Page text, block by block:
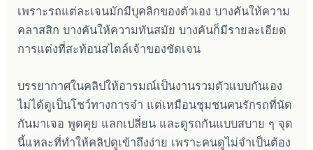
เพราะรถแต่ละเจนมักมีบุคลิกของตัวเอง บางคันให้ความ
คลาสสิก บางคันให้ความทันสมัย บางคันก็มีรายละเอียด
การแต่งที่สะท้อนสไตล์เจ้าของชัดเจน
บรรยากาศในคลิปให้อารมณ์เป็นงานรวมตัวแบบกันเอง
ไม่ได้ดูเป็นโชว์ทางการจ๋า แต่เหมือนชุมชนคนรักรถที่นัด
กันมาเจอ พูดคุย แลกเปลี่ยน และดูรถกันแบบสบาย ๆ จุด
นี้แหละที่ทำให้คลิปดูเข้าถึงง่าย เพราะคนดูไม่จำเป็นต้อง